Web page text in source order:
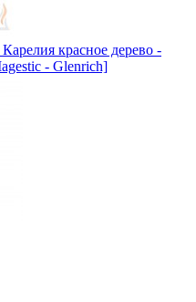
красное дерево -
- Glenrich]